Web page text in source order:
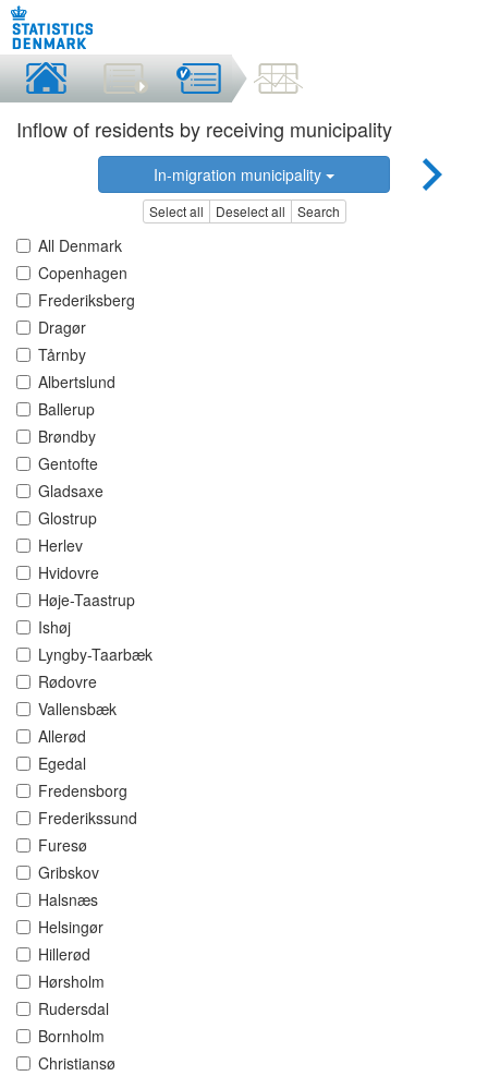
Inflow of residents by receiving municipality
In-migration municipality
Select all Deselect all Search
All Denmark
Copenhagen
Frederiksberg
Dragør
Tårnby
Albertslund
Ballerup
Brøndby
Gentofte
Gladsaxe
Glostrup
Herlev
Hvidovre
Høje-Taastrup
Ishøj
Lyngby-Taarbæk
Rødovre
Vallensbæk
Allerød
Egedal
Fredensborg
Frederikssund
Furesø
Gribskov
Halsnæs
Helsingør
Hillerød
Hørsholm
Rudersdal
Bornholm
Christiansø